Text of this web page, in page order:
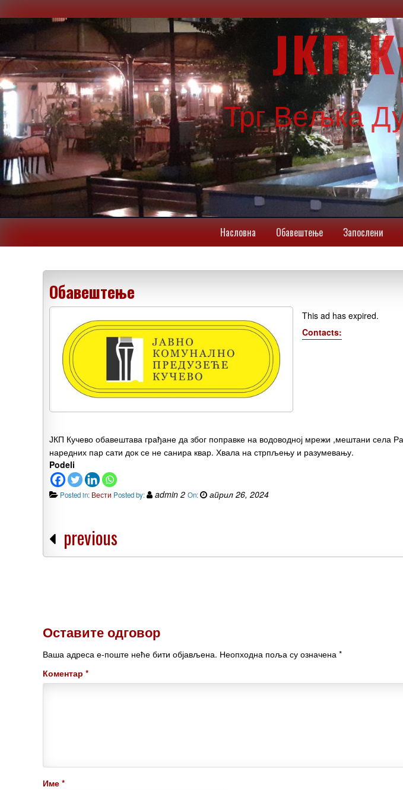
ЈКП
Трг Вељка
Насловна Обавештењe Запослени
Обавештење
This ad has expired.
Contacts:
ЈКП Кучево обавештава грађане да због поправке на водоводној мрежи ,мештани села
наредних пар сати док се не санира квар. Хвала на стрпљењу и разумевању.
Podeli
Posted in: Вести Posted by: admin 2 On: април 26, 2024
previous
Оставите одговор
Ваша адреса е-поште неће бити објављена. Неопходна поља су означена *
Коментар *
Име *